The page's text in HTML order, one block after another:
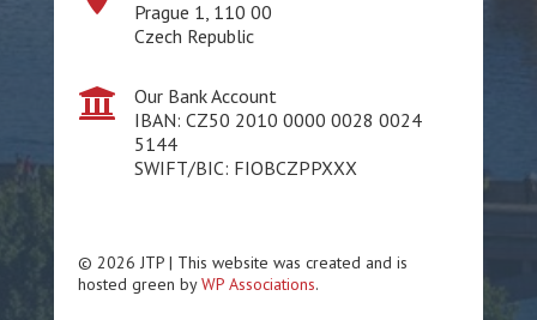
Prague 1, 110 00
Czech Republic

Our Bank Account
IBAN: CZ50 2010 0000 0028 0024
5144
SWIFT/BIC: FIOBCZPPXXX
© 2026 JTP | This website was created and is
hosted green byWP Associations.